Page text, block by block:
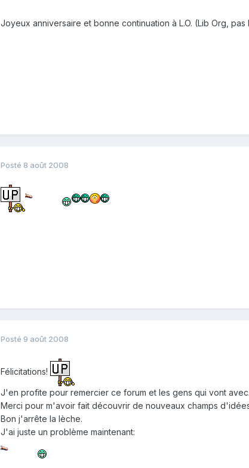
Joyeux anniversaire et bonne continuation à L.O. (Lib Org,
Posté 8 août 2008
Posté 9 août 2008
Félicitations!
J'en profite pour remercier ce forum et les gens qui vont avec.
Merci pour m'avoir fait découvrir de nouveaux champs
Bon j'arrête la lèche.
J'ai juste un problème maintenant: